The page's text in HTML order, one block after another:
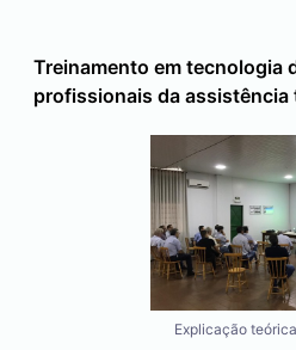
Treinamento em tecnologia
profissionais da assistência
Explicação